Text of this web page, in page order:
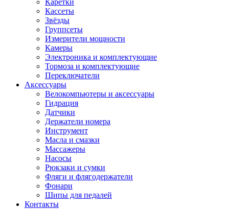
Каретки
Кассеты
Звёзды
Группсеты
Измерители мощности
Камеры
Электроника и комплектующие
Тормоза и комплектующие
Переключатели
Аксессуары
Велокомпьютеры и аксессуары
Гидрация
Датчики
Держатели номера
Инструмент
Масла и смазки
Массажеры
Насосы
Рюкзаки и сумки
Фляги и флягодержатели
Фонари
Шипы для педалей
Контакты